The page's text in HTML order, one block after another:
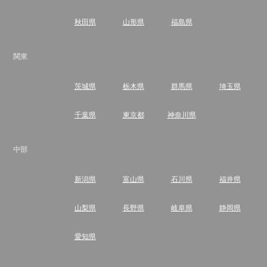
秋田県 山形県 福島県
関東
茨城県 栃木県 群馬県 埼玉県
千葉県 東京都 神奈川県
中部
新潟県 富山県 石川県 福井県
山梨県 長野県 岐阜県 静岡県
愛知県